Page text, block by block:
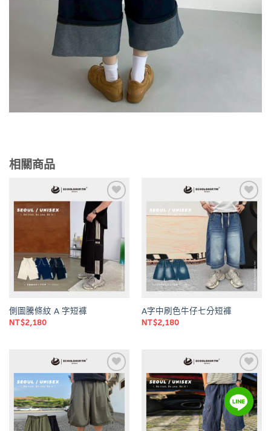
相關商品
Add to
wishlist
側圖騰條紋 A 字短褲
NT$2,180
Add to
wishlist
A字中刷色牛仔七分短褲
NT$2,180
Add to
wishlist
Add to
wishlist